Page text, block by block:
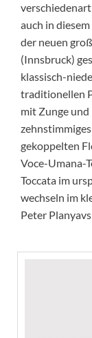
auch in
der neuen
(Innsbruck)
klassisch-
traditionellen
mit Zunge und
gekoppelten
Voce-Umana-
Toccata im
wechseln im
Peter